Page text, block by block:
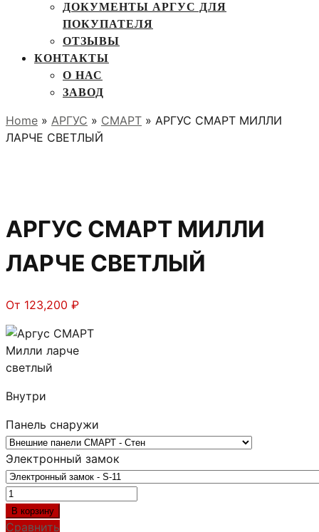
ДОКУМЕНТЫ АРГУС ДЛЯ
ПОКУПАТЕЛЯ
ОТЗЫВЫ
КОНТАКТЫ
О НАС
ЗАВОД
Home » АРГУС » СМАРТ » АРГУС СМАРТ МИЛЛИ
ЛАРЧЕ СВЕТЛЫЙ
АРГУС СМАРТ МИЛЛИ
ЛАРЧЕ СВЕТЛЫЙ
От 123,200 ₽
Внутри
Панель снаружи
Электронный замок
Количество
товара
АРГУС
В корзину
Сравнить